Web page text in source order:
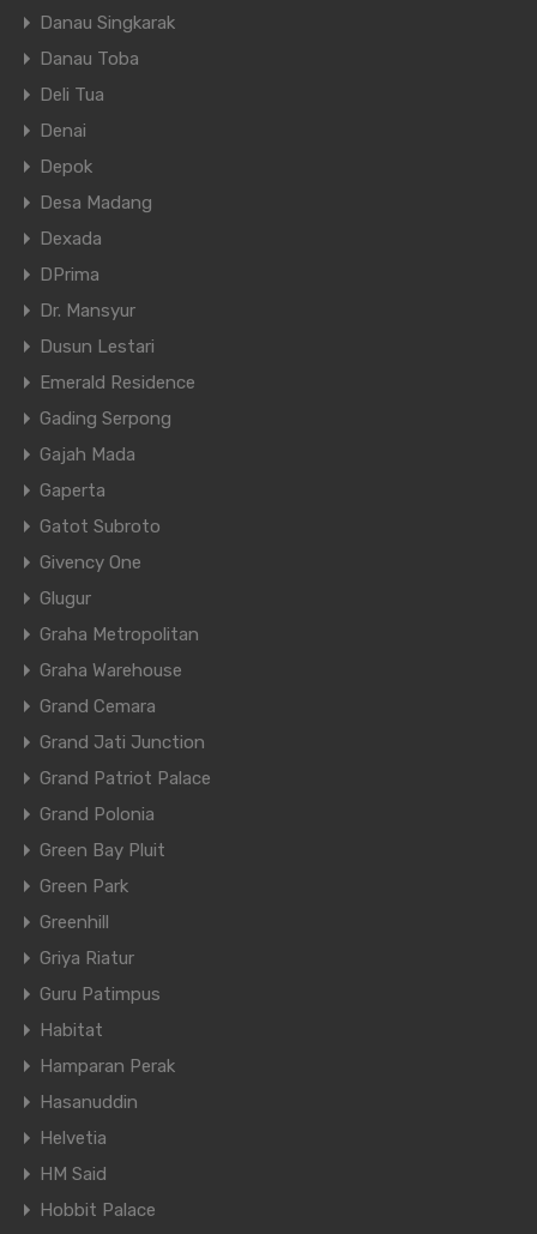
Danau Singkarak
Danau Toba
Deli Tua
Denai
Depok
Desa Madang
Dexada
DPrima
Dr. Mansyur
Dusun Lestari
Emerald Residence
Gading Serpong
Gajah Mada
Gaperta
Gatot Subroto
Givency One
Glugur
Graha Metropolitan
Graha Warehouse
Grand Cemara
Grand Jati Junction
Grand Patriot Palace
Grand Polonia
Green Bay Pluit
Green Park
Greenhill
Griya Riatur
Guru Patimpus
Habitat
Hamparan Perak
Hasanuddin
Helvetia
HM Said
Hobbit Palace